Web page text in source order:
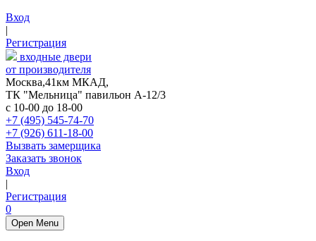
Вход
|
Регистрация
входные двери
от производителя
Москва,41км МКАД,
ТК "Мельница" павильон А-12/3
с 10-00 до 18-00
+7 (495) 545-74-70
+7 (926) 611-18-00
Вызвать замерщика
Заказать звонок
Вход
|
Регистрация
0
Open Menu